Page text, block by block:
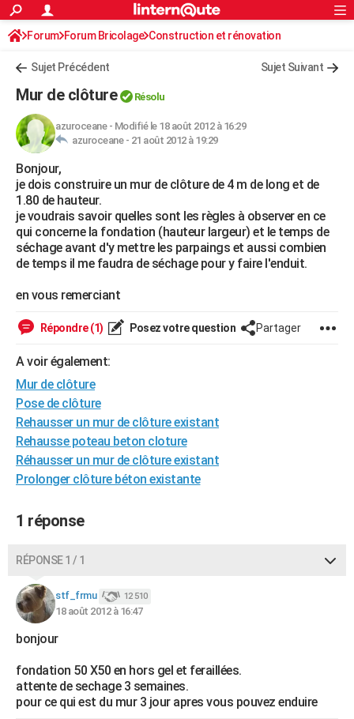
ACTUALITÉS
Politique
Société
Faits Divers
Education
Monde
Villes
+
FINANCE
Retraite
Impôts
Epargne
Immobilier
Risques naturels par ville
Banque
Assurance
Crédit
AUTO
Essais
Réserver un essai
Citadines
Berlines
SUV
Forum auto
+HIGH-TECH
Mobiles
Meilleur smartphone
Internet
Ordinateurs
Jeux vidéo
Guide high-tech
BRICOLAGE
Forum
Aménagement intérieur
Extérieur
Cuisine
Salle de bains
Jardinage
Rangement
WEEK-END
Guides de France
Escapades
Patrimoine
Expositions
Week-end nature
Alimentation
Guide de la santé
Maladies
Médicaments
Sommeil
Destinations
City break
Voyage nature
Voyage de noces
Forum
Climat
+
GUIDES D'ACHAT
BONS PLANS
CARTE DE VOEUX
Dictionnaire
Biographies
Citations
Expressions
Proverbes
PROGRAMME TV
COPAINS D'AVANT
S'inscrire
Se connecter
Lycées
Collèges
Primaires
Universités
Entreprises
Service militaire
Avis de recherche
AVIS DE DÉCÈS
Rechercher
S'inscrire
Connexion
Forum Forum Bricolage Construction et rénovation
Sujet Précédent Sujet Suivant
Mur de clôture Résolu
azuroceane- Modifié le 18 août 2012 à 16:29
azuroceane - 21 août 2012 à 19:29
Bonjour,
je dois construire un mur de clôture de 4 m de long et de
1.80 de hauteur.
je voudrais savoir quelles sont les règles à observer en ce
qui concerne la fondation (hauteur largeur) et le temps de
séchage avant d'y mettre les parpaings et aussi combien
de temps il me faudra de séchage pour y faire l'enduit.
en vous remerciant
Répondre (1) Posez votre question Partager
A voir également:
Mur de clôture
Pose de clôture
Rehausser un mur de clôture existant
Rehausse poteau beton cloture
Réhausser un mur de clôture existant
Prolonger clôture béton existante
1 réponse
RÉPONSE 1 / 1
stf_frmu 12 510
18 août 2012 à 16:47
bonjour
fondation 50 X50 en hors gel et feraillées.
attente de sechage 3 semaines.
pour ce qui est du mur 3 jour apres vous pouvez enduire